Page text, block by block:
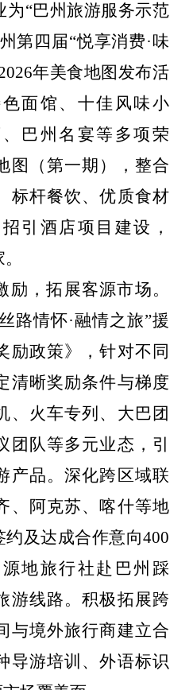
为“巴州旅游服务示范
第四届“悦享消费·味
年美食地图发布活
面馆、十佳风味小
巴州名宴等多项荣
图（第一期），整合
标杆餐饮、优质食材
引酒店项目建设，
励，拓展客源市场。
路情怀·融情之旅”援
励政策》，针对不同
清晰奖励条件与梯度
、火车专列、大巴团
团队等多元业态，引
产品。深化跨区域联
、阿克苏、喀什等地
及达成合作意向400
地旅行社赴巴州踩
游线路。积极拓展跨
与境外旅行商建立合
导游培训、外语标识